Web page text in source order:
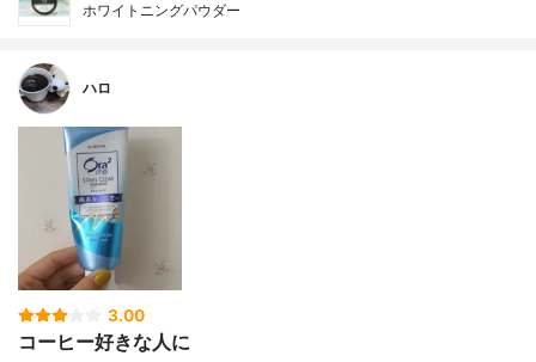
ホワイトニングパウダー
ハロ
3.00
コーヒー好きな人に